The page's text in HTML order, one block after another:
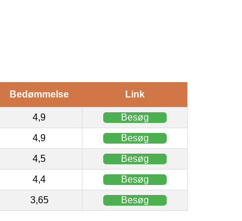
Bedømmelse Link
4,9 Besøg
4,9 Besøg
4,5 Besøg
4,4 Besøg
3,65 Besøg